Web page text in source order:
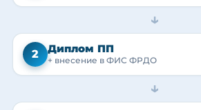
→
2 Диплом ПП
+ внесение в ФИС ФРДО
→